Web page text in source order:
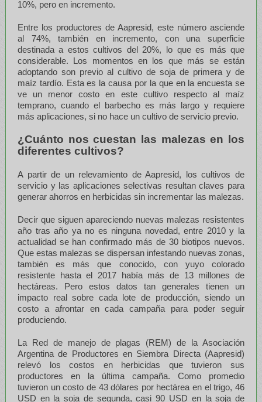
10%, pero en incremento.
Entre los productores de Aapresid, este número asciende
al 74%, también en incremento, con una superficie
destinada a estos cultivos del 20%, lo que es más que
considerable. Los momentos en los que más se están
adoptando son previo al cultivo de soja de primera y de
maíz tardío. Esta es la causa por la que en la encuesta se
ve un menor costo en este cultivo respecto al maíz
temprano, cuando el barbecho es más largo y requiere
más aplicaciones, si no hace un cultivo de servicio previo.
¿Cuánto nos cuestan las malezas en los
diferentes cultivos?
A partir de un relevamiento de Aapresid, los cultivos de
servicio y las aplicaciones selectivas resultan claves para
generar ahorros en herbicidas sin incrementar las malezas.
Decir que siguen apareciendo nuevas malezas resistentes
año tras año ya no es ninguna novedad, entre 2010 y la
actualidad se han confirmado más de 30 biotipos nuevos.
Que estas malezas se dispersan infestando nuevas zonas,
también es más que conocido, con yuyo colorado
resistente hasta el 2017 había más de 13 millones de
hectáreas. Pero estos datos tan generales tienen un
impacto real sobre cada lote de producción, siendo un
costo a afrontar en cada campaña para poder seguir
produciendo.
La Red de manejo de plagas (REM) de la Asociación
Argentina de Productores en Siembra Directa (Aapresid)
relevó los costos en herbicidas que tuvieron sus
productores en la última campaña. Como promedio
tuvieron un costo de 43 dólares por hectárea en el trigo, 46
USD en la soja de segunda, casi 90 USD en la soja de